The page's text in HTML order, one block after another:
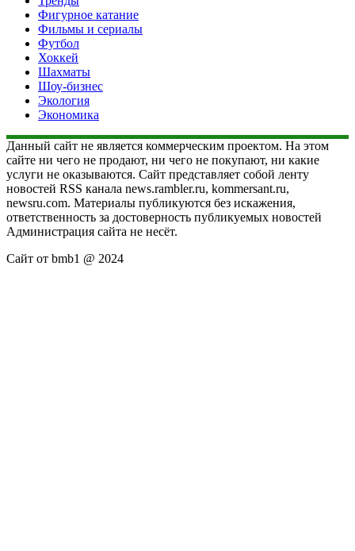
Фигурное катание
Фильмы и сериалы
Футбол
Хоккей
Шахматы
Шоу-бизнес
Экология
Экономика
Данный сайт не является коммерческим проектом. На этом
сайте ни чего не продают, ни чего не покупают, ни какие
услуги не оказываются. Сайт представляет собой ленту
новостей RSS канала news.rambler.ru, kommersant.ru,
newsru.com. Материалы публикуются без искажения,
ответственность за достоверность публикуемых новостей
Администрация сайта не несёт.
Сайт от bmb1 @ 2024